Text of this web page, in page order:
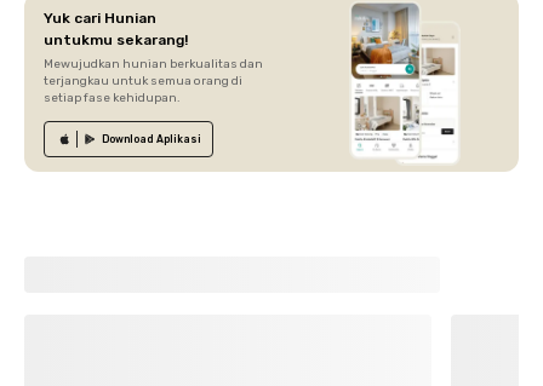
Yuk cari Hunian
untukmu sekarang!
Mewujudkan hunian berkualitas dan
terjangkau untuk semua orang di
setiap fase kehidupan.
Download Aplikasi